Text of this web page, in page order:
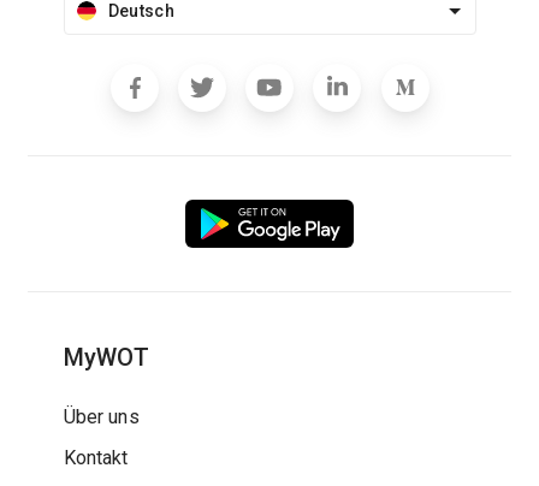
Deutsch
MyWOT
Über uns
Kontakt